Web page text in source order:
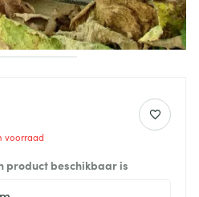
voorraad
product beschikbaar is